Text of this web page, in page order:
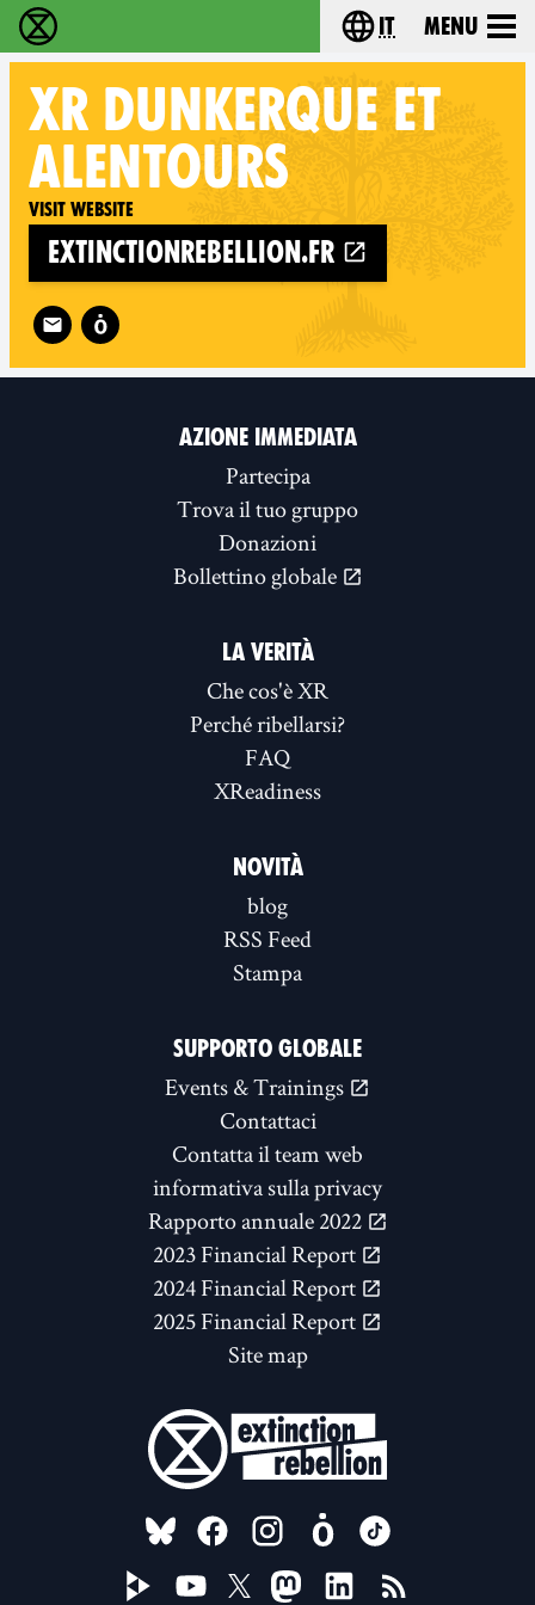
Extinction Rebellion - Home Choose your
it Menu
XR DUNKERQUE ET
ALENTOURS
Visit website
extinctionrebellion.fr
Follow XR Dunkerque et alentours on
AZIONE IMMEDIATA
Partecipa
Trova il tuo gruppo
Donazioni
Bollettino globale
LA VERITÀ
Che cos'è XR
Perché ribellarsi?
FAQ
XReadiness
NOVITÀ
blog
RSS Feed
Stampa
SUPPORTO GLOBALE
Events & Trainings
Contattaci
Contatta il team web
informativa sulla privacy
Rapporto annuale 2022
2023 Financial Report
2024 Financial Report
2025 Financial Report
Site map
FOLLOW US ON